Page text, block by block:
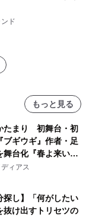
ド
もっと見る
たまり 初舞台・初
ブギウギ』作者・足
舞台化『春よ来い、
ビジュアル解禁！
ディアス
探し】「何がしたい
抜け出すトリセツの